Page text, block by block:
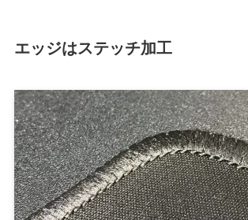
エッジはステッチ加工